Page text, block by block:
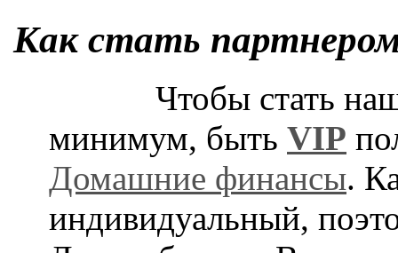
Как стать
Чтобы стать
минимум, быть VIP
Домашние финансы.
индивидуальный,